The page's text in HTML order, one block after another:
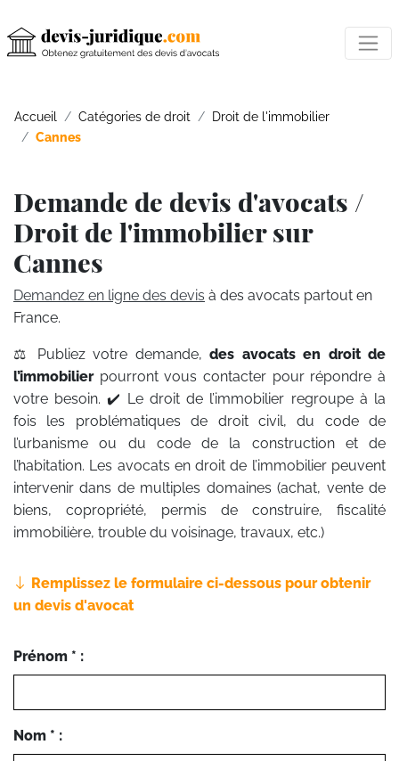
Accueil Catégories de droit
Droit de l'immobilier
Cannes
Demande de devis d'avocats /
Droit de l'immobilier sur
Cannes
Demandez en ligne des devis à des avocats partout en
France.
⚖️ Publiez votre demande,des avocats en droit de
l’immobilierpourront vous contacter pour répondre à
votre besoin. ✔️ Le droit de l’immobilier regroupe à la
fois les problématiques de droit civil, du code de
l’urbanisme ou du code de la construction et de
l’habitation. Les avocats en droit de l’immobilier peuvent
intervenir dans de multiples domaines (achat, vente de
biens, copropriété, permis de construire, fiscalité
immobilière, trouble du voisinage, travaux, etc.)
Remplissez le formulaire ci-dessous pour obtenir
un devis d'avocat
Prénom * :
Nom * :